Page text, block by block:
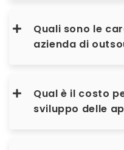
Quali sono le
azienda di
Qual è il costo
sviluppo delle